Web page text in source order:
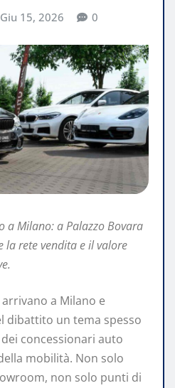
Giu 15, 2026 0
a Milano: a Palazzo Bovara
la rete vendita e il valore
arrivano a Milano e
dibattito un tema spesso
concessionari auto
mobilità. Non solo
non solo punti di